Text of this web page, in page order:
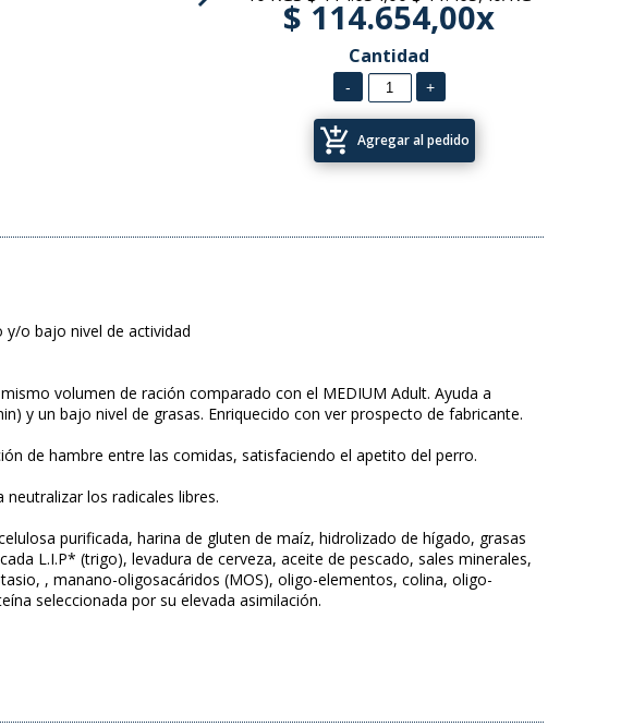
$ 114.654,00x
Cantidad
add_shopping_cart Agregar al pedido
y/o bajo nivel de actividad
volumen de ración comparado con el MEDIUM Adult. Ayuda a
y un bajo nivel de grasas. Enriquecido con ver prospecto de fabricante.
de hambre entre las comidas, satisfaciendo el apetito del perro.
los radicales libres.
purificada, harina de gluten de maíz, hidrolizado de hígado, grasas
L.I.P* (trigo), levadura de cerveza, aceite de pescado, sales minerales,
, manano-oligosacáridos (MOS), oligo-elementos, colina, oligo-
seleccionada por su elevada asimilación.